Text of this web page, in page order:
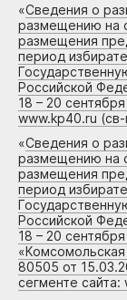
«Сведения о
размещению на
размещения
период
Российской
18 – 20
www.kp40.ru
«Сведения о
размещению на
размещения
период
Российской
18 – 20
80505 от
сегменте сайта: